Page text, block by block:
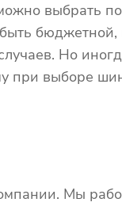
выбрать
Но
при выборе
Мы